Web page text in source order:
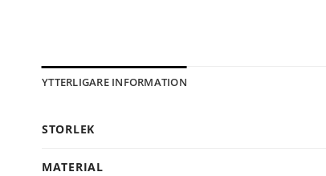
YTTERLIGARE INFORMATION
STORLEK
MATERIAL